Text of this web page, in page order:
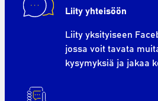
Liity yhteisöön
Liity yksityiseen
jossa voit tavata
kysymyksiä ja jakaa